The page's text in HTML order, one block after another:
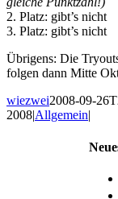
2. Platz: gibt’s nicht
3. Platz: gibt’s nicht
Übrigens: Die
folgen dann Mitte
wiezwei2008-09-
2008|Allgemein|